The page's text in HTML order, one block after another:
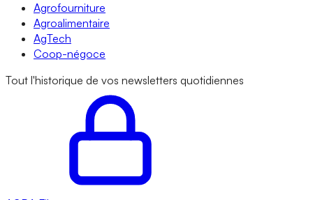
Agrofourniture
Agroalimentaire
AgTech
Coop-négoce
Tout l'historique de vos newsletters quotidiennes